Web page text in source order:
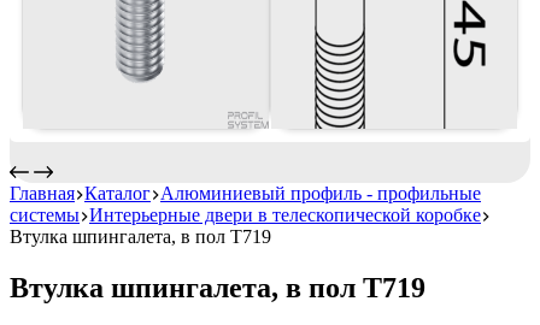
Главная Каталог Алюминиевый профиль - профильные
системы Интерьерные двери в телескопической коробке
Втулка шпингалета, в пол Т719
Втулка шпингалета, в пол Т719